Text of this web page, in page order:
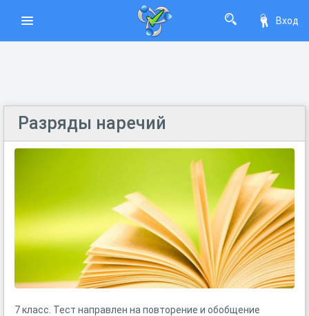
Вход
Разряды наречий
7 класс. Тест направлен на повторение и обобщение